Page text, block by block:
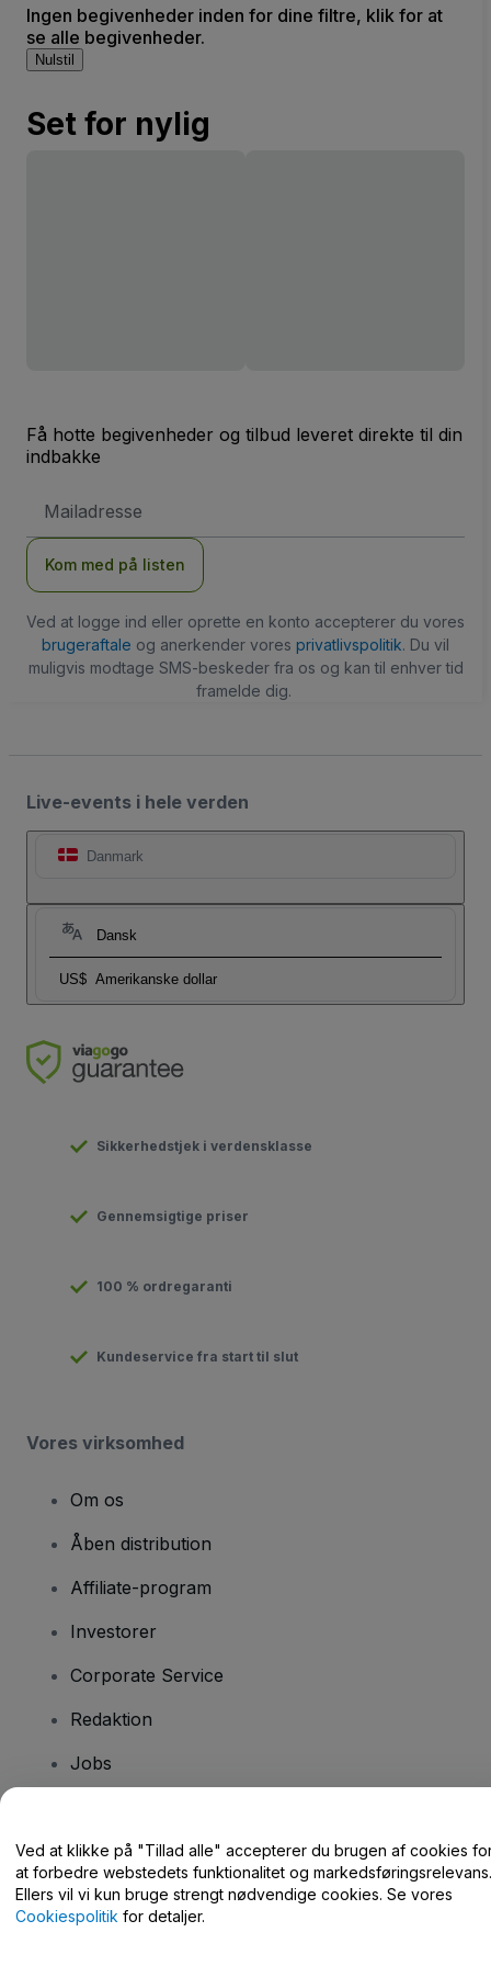
Ingen begivenheder inden for dine filtre, klik for at
se alle begivenheder.
Nulstil
Set for nylig
Få hotte begivenheder og tilbud leveret direkte til din
indbakke
adresse
Kom med på listen
Ved at logge ind eller oprette en konto accepterer du vores
brugeraftale og anerkender vores privatlivspolitik. Du vil
muligvis modtage SMS-beskeder fra os og kan til enhver tid
framelde dig.
Live-events i hele verden
Danmark
Dansk
US$ Amerikanske dollar
Sikkerhedstjek i verdensklasse
Gennemsigtige priser
100 % ordregaranti
Kundeservice fra start til slut
Vores virksomhed
Om os
Åben distribution
Affiliate-program
Investorer
Corporate Service
Redaktion
Jobs
Har du spørgsmål?
Hjælpecenter / Kontakt os
Ved at klikke på "Tillad alle" accepterer du brugen af cookies
at forbedre webstedets funktionalitet og markedsføringsrelevans.
Ellers vil vi kun bruge strengt nødvendige cookies. Se vores
Cookiespolitik for detaljer.